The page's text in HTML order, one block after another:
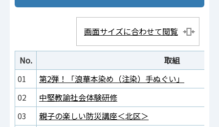
画面サイズに合わせて閲覧
No.
取組
01
第2弾！「浪華本染め（注染）手ぬぐい」
02
中堅教諭社会体験研修
03
親子の楽しい防災講座＜北区＞